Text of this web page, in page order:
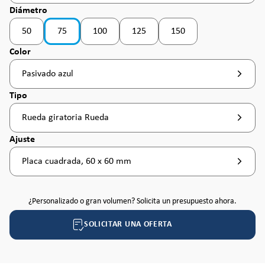
Seleccione
Diámetro
50
(Esta opción no está disponible en este momento. )
75 100
(Esta opción no está disponible en este momento.
125
(Esta opción no está disponible en
150
(Esta opción no está
Seleccione
Color
Pasivado azul
Seleccione
Tipo
Rueda giratoria Rueda
Seleccione
Ajuste
Placa cuadrada, 60 x 60 mm
¿Personalizado o gran volumen? Solicita un presupuesto ahora.
SOLICITAR UNA OFERTA